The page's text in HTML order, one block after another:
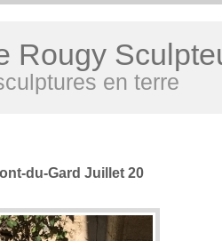
Rougy
en terre
du-Gard Juillet 20